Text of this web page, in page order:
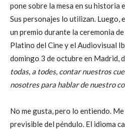
pone sobre la mesa en su historia
Sus personajes lo utilizan. Luego,
un premio durante la ceremonia
Platino del Cine y el Audiovisual
domingo 3 de octubre en Madrid,
todas, a todes, contar nuestros
nosotres para hablar de nuestro
No me gusta, pero lo entiendo.
previsible del péndulo. El idioma